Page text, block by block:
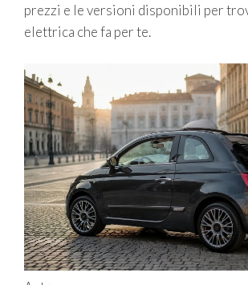
prezzi e le versioni disponibili per
elettrica che fa per te.